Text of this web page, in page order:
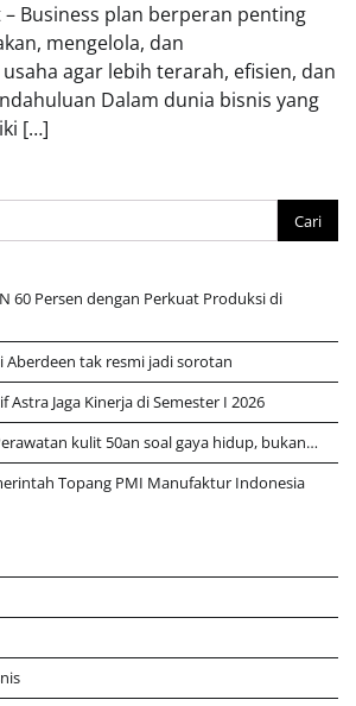
Business plan berperan penting
mengelola, dan
agar lebih terarah, efisien, dan
Dalam dunia bisnis yang
[…]
60 Persen dengan Perkuat Produksi di
Aberdeen tak resmi jadi sorotan
Astra Jaga Kinerja di Semester I 2026
kulit 50an soal gaya hidup, bukan…
Topang PMI Manufaktur Indonesia